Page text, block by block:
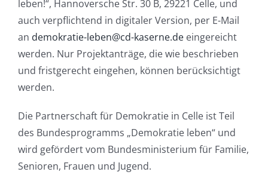
leben!“, Hannoversche Str. 30 B, 29221 Celle, und
auch verpflichtend in digitaler Version, per E-Mail
an demokratie-leben@cd-kaserne.deeingereicht
werden. Nur Projektanträge, die wie beschrieben
und fristgerecht eingehen, können berücksichtigt
werden.
Die Partnerschaft für Demokratie in Celle ist Teil
des Bundesprogramms „Demokratie leben“ und
wird gefördert vom Bundesministerium für Familie,
Senioren, Frauen und Jugend.